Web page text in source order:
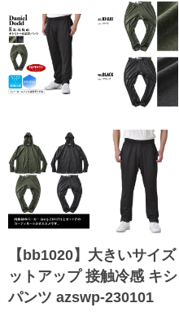
【bb1020】大きいサイ
ットアップ 接触冷感 キ
パンツ azswp-230101